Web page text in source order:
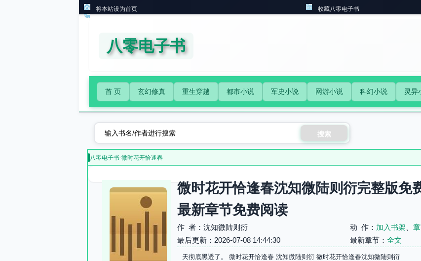
将本站设为首页 收藏八零电子书
八零电子书
首 页 玄幻修真 重生穿越 都市小说 军史小说 网游小说 科幻小说 灵异
搜索
八零电子书-微时花开恰逢春
微时花开恰逢春沈知微陆则衍完整版免
最新章节免费阅读
作 者：沈知微陆则衍 动 作： 加入书架
最后更新：2026-07-08 14:44:30
最新章节： 全文
天彻底黑透了。 微时花开恰逢春 沈知微陆则衍 微时花开恰逢春沈知微陆则衍